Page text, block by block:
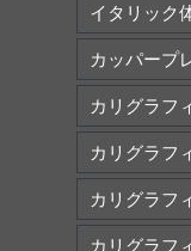
イタリック
カッパープ
カリグラフ
カリグラフ
カリグラフ
カリグラフ